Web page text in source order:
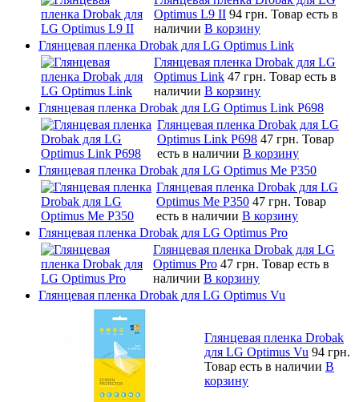
Optimus L9 II 94 грн. Товар есть в
наличии В корзину
Глянцевая пленка Drobak для LG Optimus Link
Глянцевая пленка Drobak для LG
Optimus Link 47 грн. Товар есть в
наличии В корзину
Глянцевая пленка Drobak для LG Optimus Link P698
Глянцевая пленка Drobak для LG
Optimus Link P698 47 грн. Товар
есть в наличии В корзину
Глянцевая пленка Drobak для LG Optimus Me P350
Глянцевая пленка Drobak для LG
Optimus Me P350 47 грн. Товар
есть в наличии В корзину
Глянцевая пленка Drobak для LG Optimus Pro
Глянцевая пленка Drobak для LG
Optimus Pro 47 грн. Товар есть в
наличии В корзину
Глянцевая пленка Drobak для LG Optimus Vu
Глянцевая пленка Drobak
для LG Optimus Vu 94 грн.
Товар есть в наличии В
корзину